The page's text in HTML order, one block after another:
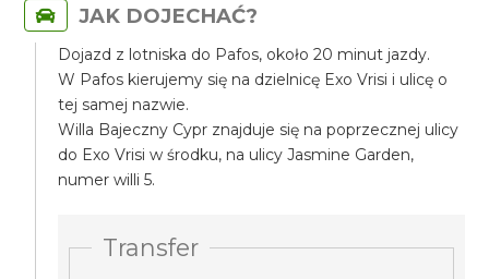
JAK DOJECHAĆ?
Dojazd z lotniska do Pafos, około 20 minut jazdy.
W Pafos kierujemy się na dzielnicę Exo Vrisi i ulicę o
tej samej nazwie.
Willa Bajeczny Cypr znajduje się na poprzecznej ulicy
do Exo Vrisi w środku, na ulicy Jasmine Garden,
numer willi 5.
Transfer